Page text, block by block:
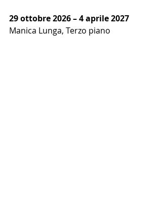
29 ottobre 2026 – 4 aprile 2027
Manica Lunga, Terzo piano